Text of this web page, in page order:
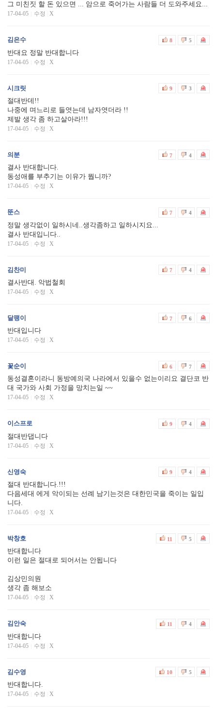
그 미친짓 할 돈 있으면 ... 암으로 죽어가는 사람들 더 도와주세요...
17-04-05 수정 X
김은수 8 5
반대요 정말 반대합니다
17-04-05 수정 X
시크릿 9 3
절대반데!!
나중에 며느리로 들엿는데 남자엿더라 !!
제발 생각 좀 하고살아라!!!
17-04-05 수정 X
의분 7 4
결사 반대합니다.
동성애를 부추기는 이유가 뭡니까?
17-04-05 수정 X
뚠스 7 4
정말 생각없이 일하시네..생각좀하고 일하시지요...
결사 반대입니다..
17-04-05 수정 X
김찬미 7 4
결사반대. 악법철회
17-04-05 수정 X
달팽이 7 6
반대입니다
17-04-05 수정 X
꽃순이 6 7
동성결혼이라니 동방예의국 나라에서 있을수 없는이리요 결단코 반
대 국가와 사회 가정을 망치는일 ~~
17-04-05 수정 X
이스프로 9 4
절대반댑니다
17-04-05 수정 X
신영숙 9 4
절대 반대합니다.!!!
다음세대 에게 악이되는 선례 남기는것은 대한민국을 죽이는 일입
니다.
17-04-05 수정 X
박창호 11 5
반대합니다
이런 일은 절대로 되어서는 안됩니다
김상민의원
생각 좀 해보소
17-04-05 수정 X
김안숙 11 4
반대합니다
17-04-05 수정 X
김수영 10 5
반대합니다.
17-04-05 수정 X